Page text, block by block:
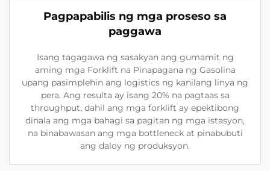
Pagpapabilis ng mga proseso sa
paggawa
Isang tagagawa ng sasakyan ang gumamit ng
aming mga Forklift na Pinapagana ng Gasolina
upang pasimplehin ang logistics ng kanilang linya ng
pera. Ang resulta ay isang 20% na pagtaas sa
throughput, dahil ang mga forklift ay epektibong
dinala ang mga bahagi sa pagitan ng mga istasyon,
na binabawasan ang mga bottleneck at pinabubuti
ang daloy ng produksyon.